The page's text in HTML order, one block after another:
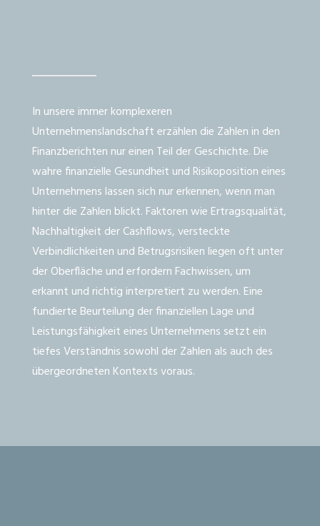
In unsere immer komplexeren
Unternehmenslandschaft erzählen die Zahlen in den
Finanzberichten nur einen Teil der Geschichte. Die
wahre finanzielle Gesundheit und Risikoposition eines
Unternehmens lassen sich nur erkennen, wenn man
hinter die Zahlen blickt. Faktoren wie Ertragsqualität,
Nachhaltigkeit der Cashflows, versteckte
Verbindlichkeiten und Betrugsrisiken liegen oft unter
der Oberfläche und erfordern Fachwissen, um
erkannt und richtig interpretiert zu werden. Eine
fundierte Beurteilung der finanziellen Lage und
Leistungsfähigkeit eines Unternehmens setzt ein
tiefes Verständnis sowohl der Zahlen als auch des
übergeordneten Kontexts voraus.